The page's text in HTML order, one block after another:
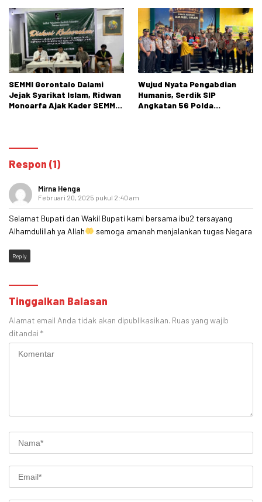
SEMMI Gorontalo Dalami
Jejak Syarikat Islam, Ridwan
Monoarfa Ajak Kader SEMMI
Wujud Nyata Pengabdian
Humanis, Serdik SIP
Angkatan 56 Polda
Respon (1)
Mirna Henga
Februari 20, 2025 pukul 2:40 am
Selamat Bupati dan Wakil Bupati kami bersama ibu2 tersayang
Alhamdulillah ya Allah
semoga amanah menjalankan tugas Negara
Reply
Tinggalkan Balasan
Alamat email Anda tidak akan dipublikasikan. Ruas yang wajib
ditandai *